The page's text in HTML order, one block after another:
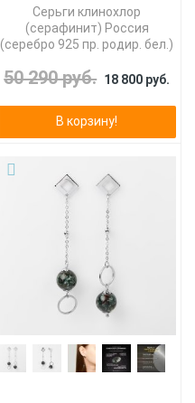
Серьги клинохлор
(серафинит) Россия
(серебро 925 пр. родир. бел.)
50 290 руб. 18 800 руб.
В корзину!